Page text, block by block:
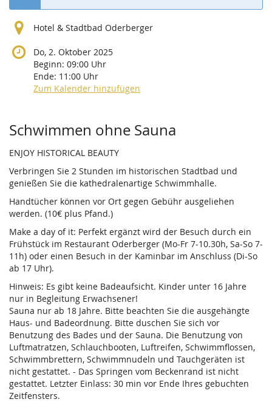
Hotel & Stadtbad Oderberger
Do, 2. Oktober 2025
Beginn: 09:00 Uhr
Ende: 11:00 Uhr
Zum Kalender hinzufügen
Produkte
Schwimmen ohne Sauna
ENJOY HISTORICAL BEAUTY
Verbringen Sie 2 Stunden im historischen Stadtbad und
genießen Sie die kathedralenartige Schwimmhalle.
Handtücher können vor Ort gegen Gebühr ausgeliehen
werden. (10€ plus Pfand.)
Make a day of it: Perfekt ergänzt wird der Besuch durch ein
Frühstück im Restaurant Oderberger (Mo-Fr 7-10.30h, Sa-So 7-
11h) oder einen Besuch in der Kaminbar im Anschluss (Di-So
ab 17 Uhr).
Hinweis: Es gibt keine Badeaufsicht. Kinder unter 16 Jahre
nur in Begleitung Erwachsener!
Sauna nur ab 18 Jahre. Bitte beachten Sie die ausgehängte
Haus- und Badeordnung. Bitte duschen Sie sich vor
Benutzung des Bades und der Sauna. Die Benutzung von
Luftmatratzen, Schlauchbooten, Luftreifen, Schwimmflossen,
Schwimmbrettern, Schwimmnudeln und Tauchgeräten ist
nicht gestattet. - Das Springen vom Beckenrand ist nicht
gestattet. Letzter Einlass: 30 min vor Ende Ihres gebuchten
Zeitfensters.